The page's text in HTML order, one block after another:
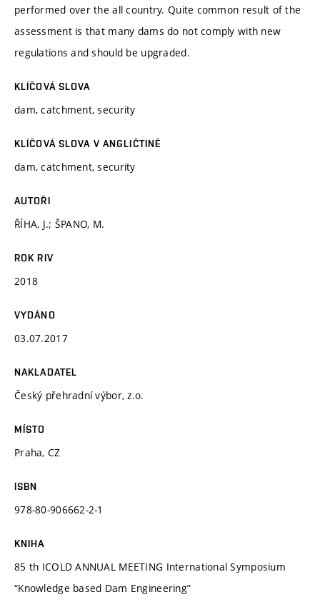
performed over the all country. Quite common result of the
assessment is that many dams do not comply with new
regulations and should be upgraded.
KLÍČOVÁ SLOVA
dam, catchment, security
KLÍČOVÁ SLOVA V ANGLIČTINĚ
dam, catchment, security
AUTOŘI
ŘÍHA, J.; ŠPANO, M.
ROK RIV
2018
VYDÁNO
03.07.2017
NAKLADATEL
Český přehradní výbor, z.o.
MÍSTO
Praha, CZ
ISBN
978-80-906662-2-1
KNIHA
85 th ICOLD ANNUAL MEETING International Symposium
“Knowledge based Dam Engineering”